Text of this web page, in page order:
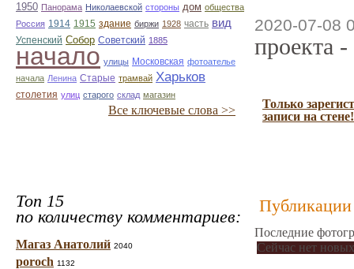
1950 Панорама Николаевской стороны дом общества
Россия 1914 1915 здание биржи 1928 часть вид
Успенский Собор Советский 1885
начало улицы Московская фотоателье
начала Ленина Старые трамвай Харьков
столетия улиц старого склад магазин
Все ключевые слова >>
Топ 15
по количеству комментариев:
Магаз Анатолий 2040
poroch 1132
2020-07-08
проекта
Только
записи на стене!
Публикации
Последние
Сейчас нет